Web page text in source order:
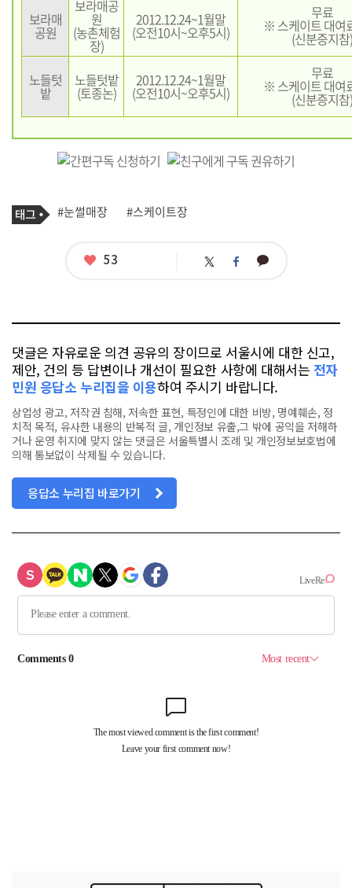
보라매
공원
보라매공
원
(농촌체험
장)
2012.12.24~1월말
(오전10시~오후5시)
무료
※ 스케이트 대여
(신분증지참)
노들텃
밭
노들텃밭
(토종논)
2012.12.24~1월말
(오전10시~오후5시)
무료
※ 스케이트 대여
(신분증지참)
기
사
태
그
#눈썰매장 #스케이트장
좋
53 트 페 카
댓글은 자유로운 의견 공유의 장이므로 서울시에 대한 신고,
제안, 건의 등 답변이나 개선이 필요한 사항에 대해서는 전자
민원 응답소 누리집을 이용하여 주시기 바랍니다.
상업성 광고, 저작권 침해, 저속한 표현, 특정인에 대한 비방, 명예훼손, 정
치적 목적, 유사한 내용의 반복적 글, 개인정보 유출,그 밖에 공익을 저해하
거나 운영 취지에 맞지 않는 댓글은 서울특별시 조례 및 개인정보보호법에
의해 통보없이 삭제될 수 있습니다.
응답소 누리집 바로가기